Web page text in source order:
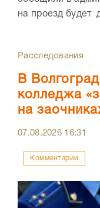
на проезд будет
Расследования
В
колледжа
на
07.08.2026 16:31
Комментарии